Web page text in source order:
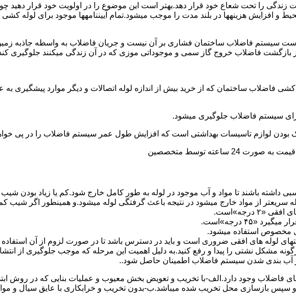
را تحت شعاع خود قرار دهد.بهتر است این موضوع را در اولویت خود قرار دهید
محیط و افزایش هزینهها در بلند مدت را موجب میشود.تمام آییننامهها موجود برای
سیستم فاضلاب ساختمان فشاری بر آن نیست و جریان فاضلاب به واسطه جاذبه
بازگشت فاضلاب خروج گاز سمی و موجوداتی موزی که در آن زندگی میکنند جلوگیری
کشی فاضلاب ساختمان که از خرید بیش از اندازه لوله اتصالات و دیگر موارد پیشگیری به
توسط متخصصین
داشته باشند تا مواد و آب موجود در لوله به طور کامل خارج شود.کم یا زیاد بودن
سریعتر از مواد خارج میشود در نتیجه باعث گرفتگی لوله میشود.و همینطور اگر
درجه»است.
«۴۵ درجه»است.
مخصوص استفاده میشود.
لوله های افقی ضروری است و باید در دسترس باشد تا در صورت لزوم از آن
مشکل نشتی را پیدا و رفع کنید.به دلیل اهمیت این مرحله که موجب جلوگیری از
فاضلاب وجود دارد.الف-با تخریب و تعویض بخش معیوب و عملیات بنایی که در روش
بازسازی محل تخریب شده میباشد.ب-بدون تخریب و خرابکاری با عایق سیال و مواد